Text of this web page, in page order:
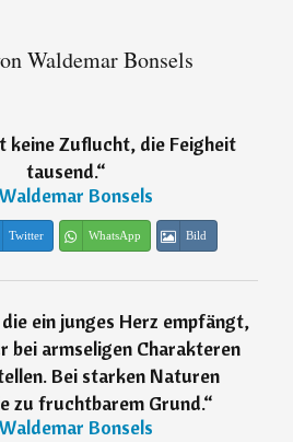
Waldemar Bonsels
keine Zuflucht, die Feigheit
tausend.“
Bonsels
Twitter WhatsApp Bild
ein junges Herz empfängt,
bei armseligen Charakteren
Bei starken Naturen
zu fruchtbarem Grund.“
Bonsels